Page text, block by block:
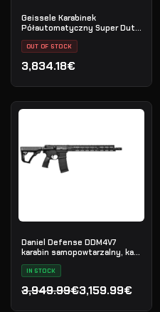
Geissele Karabinek
Półautomatyczny Super Duty
16" 5.56MM - Luna Black
OUT OF STOCK
3,834.18€
Daniel Defense DDM4V7
karabin samopowtarzalny, kal.
.223 Rem
IN STOCK
3,949.99€
Pierwotna cena
3,159.99€
Aktualna cena wynosi: